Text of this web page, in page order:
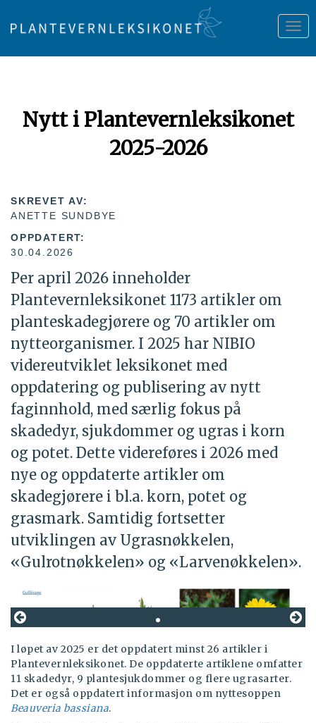
Nytt i Plantevernleksikonet
2025-2026
SKREVET AV:
ANETTE SUNDBYE
OPPDATERT:
30.04.2026
Per april 2026 inneholder
Plantevernleksikonet 1173 artikler om
planteskadegjørere og 70 artikler om
nytteorganismer. I 2025 har NIBIO
videreutviklet leksikonet med
oppdatering og publisering av nytt
faginnhold, med særlig fokus på
skadedyr, sjukdommer og ugras i korn
og potet. Dette videreføres i 2026 med
nye og oppdaterte artikler om
skadegjørere i bl.a. korn, potet og
grasmark. Samtidig fortsetter
utviklingen av Ugrasnøkkelen,
«Gulrotnøkkelen» og «Larvenøkkelen».
I løpet av 2025 er det oppdatert minst 26 artikler i
Plantevernleksikonet. De oppdaterte artiklene omfatter
11 skadedyr, 9 plantesjukdommer og flere ugrasarter.
Det er også oppdatert informasjon om nyttesoppen
Beauveria bassiana.